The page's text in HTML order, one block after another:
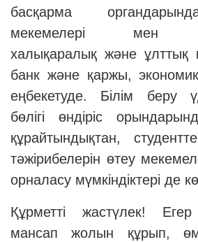
басқарма
мекемелері мен
халықаралық және ұлттық
банк және қаржы,
еңбекетуде. Білім беру
бөлігі өндіріс
құрайтындықтан,
тәжірибелерін өтеу
орналасу мүмкіндіктері де
Құрметті жастүлек!
мансап жолын құрып,